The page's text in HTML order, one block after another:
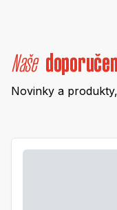
Naše
Novinky a